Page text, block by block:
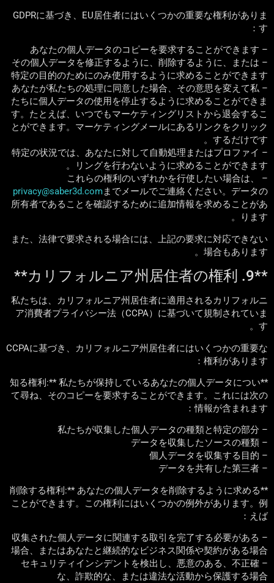
GDPRに基づき、EU居住者にはいくつかの重要な権利がありま
す：
– あなたの個人データのコピーを要求することができます
– その個人データを修正するように、削除するように、または
特定の目的のためにのみ使用するように求めることができます
– あなたが私たちの処理に同意した場合、その意思を変えて私
たちに個人データの使用を停止するように求めることができま
す。たとえば、いつでもマーケティングリストから退会するこ
とができます。マーケティングメールにあるリンクをクリック
するだけです。
– 特定の状況では、あなたに対して自動処理またはプロファイ
リングを行わないように求めることができます。
– これらの権利のいずれかを行使したい場合は、
privacy@saber3d.comまでメールでご連絡ください。データの
所有者であることを確認するために追加情報を求めることがあ
ります。
また、法律で要求される場合には、上記の要求に対応できない
場合もあります。
**9. カリフォルニア州居住者の権利**
私たちは、カリフォルニア州居住者に適用されるカリフォルニ
ア消費者プライバシー法（CCPA）に基づいて規制されていま
す。
CCPAに基づき、カリフォルニア州居住者にはいくつかの重要な
権利があります：
**知る権利:** 私たちが保持しているあなたの個人データについ
て尋ね、そのコピーを要求することができます。これには次の
情報が含まれます：
– 私たちが収集した個人データの種類と特定の部分
– データを収集したソースの種類
– 個人データを収集する目的
– データを共有した第三者
**削除する権利:** あなたの個人データを削除するように求める
ことができます。この権利にはいくつかの例外があります。例
えば：
– 収集された個人データに関連する取引を完了する必要がある
場合、またはあなたと継続的なビジネス関係や契約がある場合
– セキュリティインシデントを検出し、悪意のある、不正確
な、詐欺的な、または違法な活動から保護する場合